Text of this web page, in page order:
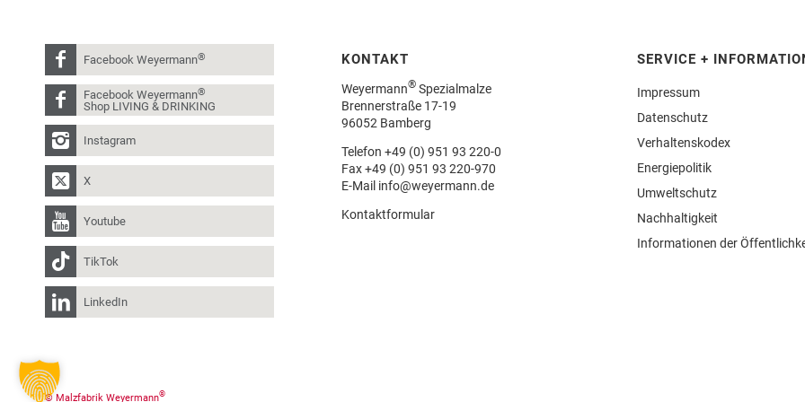
Facebook Weyermann®
Facebook Weyermann®
Shop LIVING & DRINKING
Instagram
X
Youtube
TikTok
LinkedIn
KONTAKT
Weyermann®Spezialmalze
Brennerstraße 17-19
96052 Bamberg
Telefon +49 (0) 951 93 220-0
Fax +49 (0) 951 93 220-970
E-Mail info@weyermann.de
Kontaktformular
SERVICE +
Impressum
Datenschutz
Verhaltenskodex
Energiepolitik
Umweltschutz
Nachhaltigkeit
Informationen der
© Malzfabrik Weyermann®